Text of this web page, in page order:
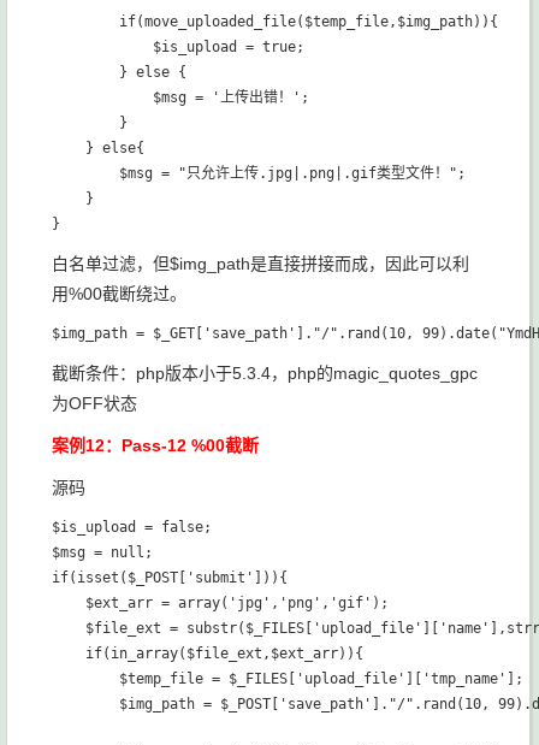
        if(move_uploaded_file($temp_file,$img_path)){
            $is_upload = true;
        } else {
            $msg = '上传出错！';
        }
    } else{
        $msg = "只允许上传.jpg|.png|.gif类型文件！";
    }
白名单过滤，但$img_path是直接拼接而成，因此可以利
用%00截断绕过。
截断条件：php版本小于5.3.4，php的magic_quotes_gpc
为OFF状态
案例12：Pass-12 %00截断
源码
$is_upload = false;
$msg = null;
if(isset($_POST['submit'])){
    $ext_arr = array('jpg','png','gif');
$file_ext =
    if(in_array($file_ext,$ext_arr)){
        $temp_file = $_FILES['upload_file']['tmp_name'];
$img_path = $_POST['save_path']."/".rand(10,